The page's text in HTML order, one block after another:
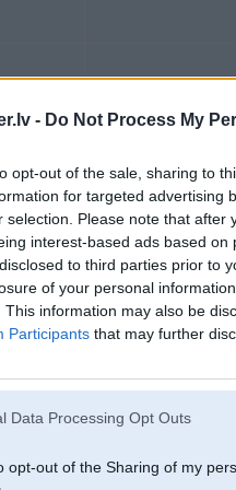
- Do Not Process My
opt-out of the sale, sharing to
for targeted advertising
selection. Please note that
interest-based ads based
to third parties prior to
of your personal
This information may also be
Participants that may further
Data Processing Opt Outs
opt-out of the Sharing of my
nju jaa,skanjai tak
30. Sep 2008, 21:45
pievieno subim (+) un (-).,
30. Sep 2008, 21:48